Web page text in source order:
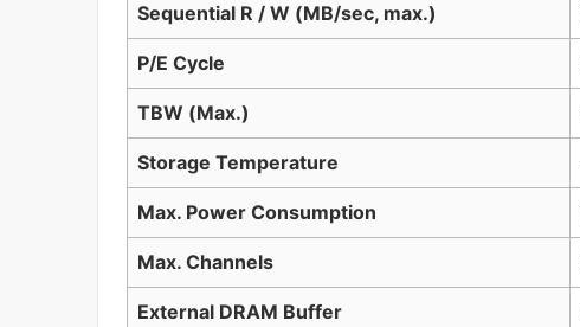
Sequential R / W (MB/sec, max.)
P/E Cycle
TBW (Max.)
Storage Temperature
Max. Power Consumption
Max. Channels
External DRAM Buffer